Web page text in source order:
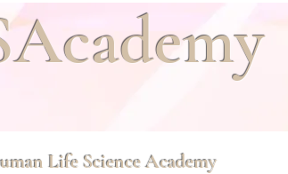
Life Science Academy